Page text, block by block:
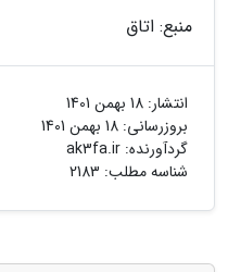
منبع: اتاق
انتشار: 18 بهمن 1401
بروزرسانی: 18 بهمن 1401
گردآورنده: ak3fa.ir
شناسه مطلب: 2183